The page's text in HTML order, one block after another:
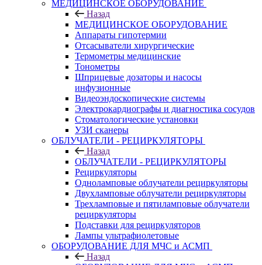
МЕДИЦИНСКОЕ ОБОРУДОВАНИЕ
Назад
МЕДИЦИНСКОЕ ОБОРУДОВАНИЕ
Аппараты гипотермии
Отсасыватели хирургические
Термометры медицинские
Тонометры
Шприцевые дозаторы и насосы
инфузионные
Видеоэндоскопические системы
Электрокардиографы и диагностика сосудов
Стоматологические установки
УЗИ сканеры
ОБЛУЧАТЕЛИ - РЕЦИРКУЛЯТОРЫ
Назад
ОБЛУЧАТЕЛИ - РЕЦИРКУЛЯТОРЫ
Рециркуляторы
Одноламповые облучатели рециркуляторы
Двухламповые облучатели рециркуляторы
Трехламповые и пятиламповые облучатели
рециркуляторы
Подставки для рециркуляторов
Лампы ультрафиолетовые
ОБОРУДОВАНИЕ ДЛЯ МЧС и АСМП
Назад